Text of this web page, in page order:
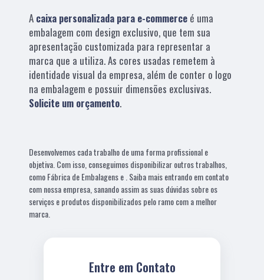
A caixa personalizada para e-commerce é uma
embalagem com design exclusivo, que tem sua
apresentação customizada para representar a
marca que a utiliza. As cores usadas remetem à
identidade visual da empresa, além de conter o logo
na embalagem e possuir dimensões exclusivas.
Solicite um orçamento.
Desenvolvemos cada trabalho de uma forma profissional e
objetiva. Com isso, conseguimos disponibilizar outros trabalhos,
como Fábrica de Embalagens e . Saiba mais entrando em contato
com nossa empresa, sanando assim as suas dúvidas sobre os
serviços e produtos disponibilizados pelo ramo com a melhor
marca.
Entre em Contato